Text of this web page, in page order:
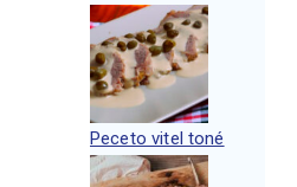
Peceto vitel toné